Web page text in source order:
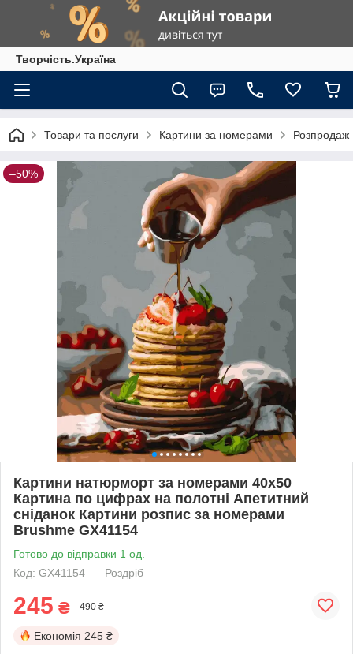
Творчість.Україна
Товари та послуги Картини за номерами Розпродаж
–50%
Картини натюрморт за номерами 40х50
Картина по цифрах на полотні Апетитний
сніданок Картини розпис за номерами
Brushme GX41154
Готово до відправки 1 од.
Код: GX41154
Роздріб
245 ₴ 490 ₴
Економія 245 ₴